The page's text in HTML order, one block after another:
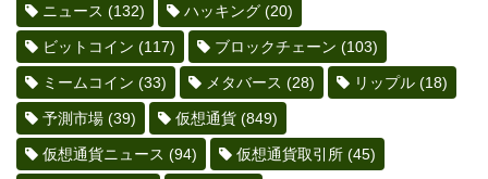
ニュース (132) ハッキング (20)
ビットコイン (117) ブロックチェーン (103)
ミームコイン (33) メタバース (28) リップル (18)
予測市場 (39) 仮想通貨 (849)
仮想通貨ニュース (94) 仮想通貨取引所 (45)